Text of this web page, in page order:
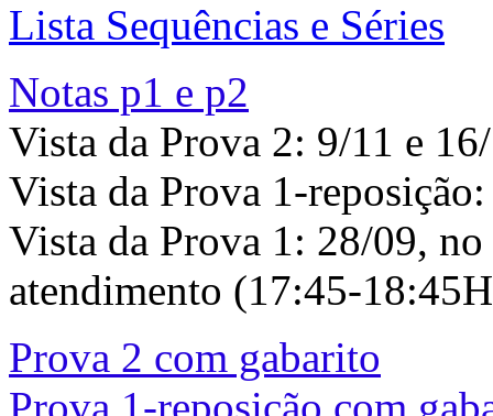
Lista Sequências e Séries
Notas p1 e p2
Vista da Prova 2: 9/11 e
Vista da Prova 1-
Vista da Prova 1: 28/09,
atendimento (17:45-
Prova 2 com gabarito